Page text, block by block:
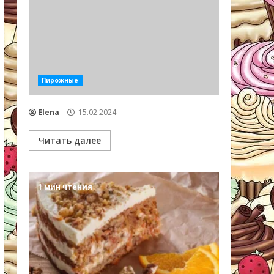
Пирожные
Elena 15.02.2024
Читать далее
1 мин чтения